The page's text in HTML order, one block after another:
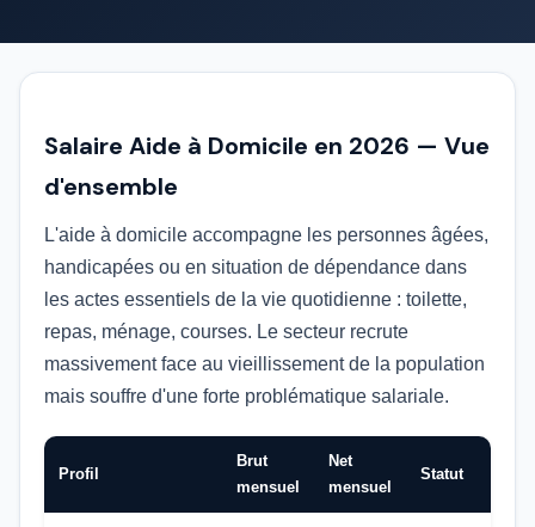
Salaire Aide à Domicile en 2026 — Vue
d'ensemble
L'aide à domicile accompagne les personnes âgées,
handicapées ou en situation de dépendance dans
les actes essentiels de la vie quotidienne : toilette,
repas, ménage, courses. Le secteur recrute
massivement face au vieillissement de la population
mais souffre d'une forte problématique salariale.
Profil
Brut
mensuel
Net
mensuel
Statut